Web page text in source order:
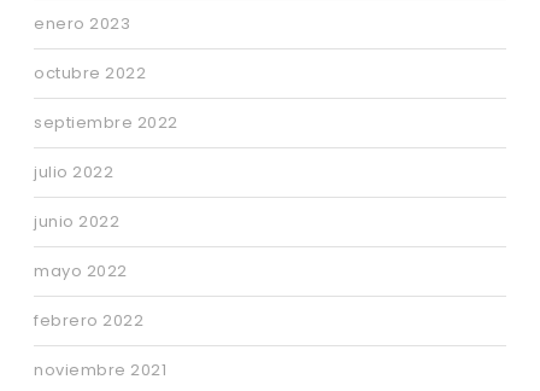
enero 2023
octubre 2022
septiembre 2022
julio 2022
junio 2022
mayo 2022
febrero 2022
noviembre 2021